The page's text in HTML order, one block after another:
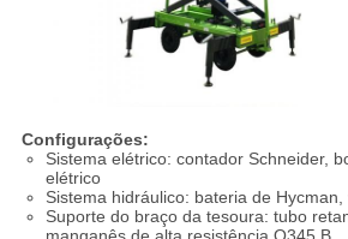
Configurações:
Sistema elétrico: contador Schneider,
elétrico
Sistema hidráulico: bateria de Hycman,
Suporte do braço da tesoura: tubo